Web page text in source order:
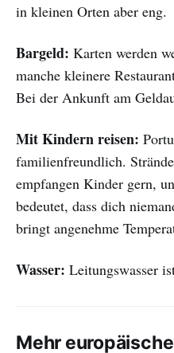
in kleinen Orten aber eng.
Bargeld: Karten werden
manche kleinere
Bei der Ankunft am
Mit Kindern reisen:
familienfreundlich.
empfangen Kinder gern,
bedeutet, dass dich
bringt angenehme
Wasser: Leitungswasser
Mehr